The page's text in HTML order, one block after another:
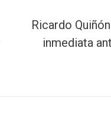
Ricardo
inmediata